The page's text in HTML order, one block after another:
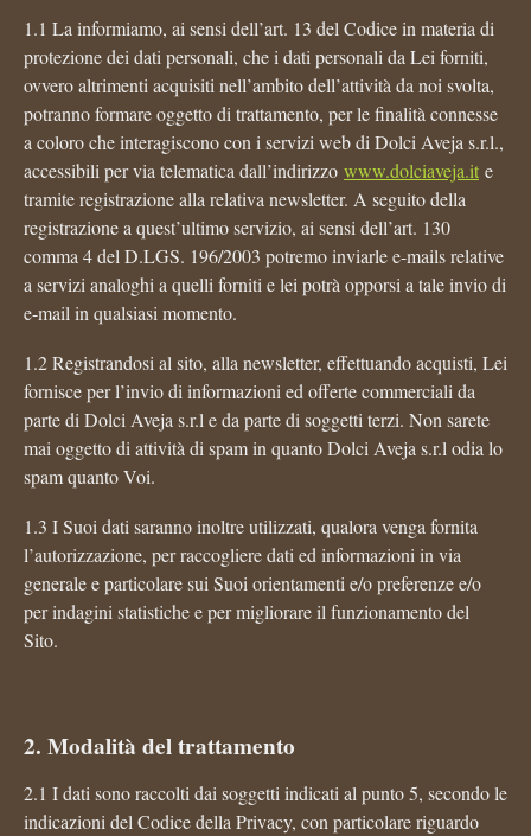
1.1 La informiamo, ai sensi dell’art. 13 del Codice in materia di
protezione dei dati personali, che i dati personali da Lei forniti,
ovvero altrimenti acquisiti nell’ambito dell’attività da noi svolta,
potranno formare oggetto di trattamento, per le finalità connesse
a coloro che interagiscono con i servizi web di Dolci Aveja s.r.l.,
accessibili per via telematica dall’indirizzo www.dolciaveja.it e
tramite registrazione alla relativa newsletter. A seguito della
registrazione a quest’ultimo servizio, ai sensi dell’art. 130
comma 4 del D.LGS. 196/2003 potremo inviarle e-mails relative
a servizi analoghi a quelli forniti e lei potrà opporsi a tale invio di
e-mail in qualsiasi momento.
1.2 Registrandosi al sito, alla newsletter, effettuando acquisti, Lei
fornisce per l’invio di informazioni ed offerte commerciali da
parte di Dolci Aveja s.r.l e da parte di soggetti terzi. Non sarete
mai oggetto di attività di spam in quanto Dolci Aveja s.r.l odia lo
spam quanto Voi.
1.3 I Suoi dati saranno inoltre utilizzati, qualora venga fornita
l’autorizzazione, per raccogliere dati ed informazioni in via
generale e particolare sui Suoi orientamenti e/o preferenze e/o
per indagini statistiche e per migliorare il funzionamento del
Sito.
2. Modalità del trattamento
2.1 I dati sono raccolti dai soggetti indicati al punto 5, secondo le
indicazioni del Codice della Privacy, con particolare riguardo